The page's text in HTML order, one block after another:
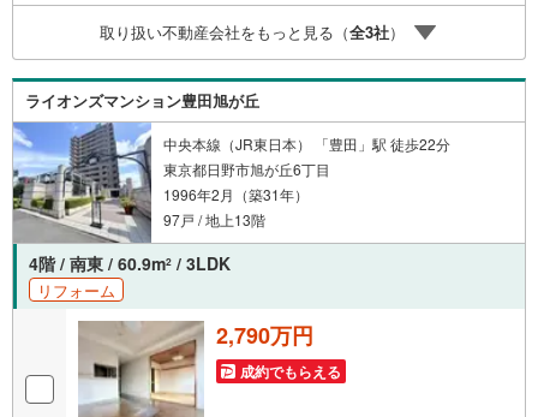
運用・相続など幅広くアドバイスいたします。ご契約前後
を問わず、安心してご利用いただけます。◆安心の環境◆
無料駐車場、キッズスペースを完備し、ご家族でのご来店
も安心です。の体制で皆様の住まい探しをサポートいたし
ます。
取り扱い不動産会社をもっと見る（全3社）
ライオンズマンション豊田旭が丘
中央本線（JR東日本） 「豊田」駅 徒歩22分
東京都日野市旭が丘6丁目
1996年2月（築31年）
97戸 / 地上13階
4階 / 南東 / 60.9m2 / 3LDK
リフォーム
2,790万円
成約でもらえる